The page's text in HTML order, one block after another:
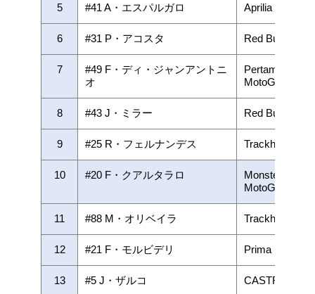
5 #41 A・エスパルガロ Aprilia Racing
6 #31 P・アコスタ Red Bull
7
#49 F・ディ・ジャンアントニ
オ
Pertamina
MotoGP Team
8 #43 J・ミラー Red Bull KTM
9 #25 R・フェルナンデス Trackhouse
10 #20 F・クアルタラロ
Monster
MotoGP
11 #88 M・オリベイラ Trackhouse
12 #21 F・モルビデリ Prima Pramac
13 #5 J・ザルコ CASTROL